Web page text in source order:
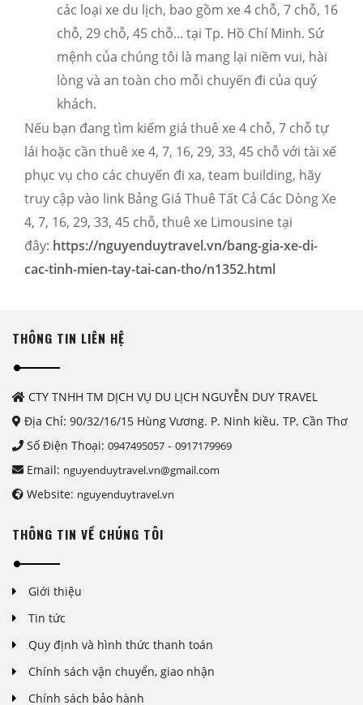
các loại xe du lịch, bao gồm xe 4 chỗ, 7 chỗ, 16
chỗ, 29 chỗ, 45 chỗ... tại Tp. Hồ Chí Minh. Sứ
mệnh của chúng tôi là mang lại niềm vui, hài
lòng và an toàn cho mỗi chuyến đi của quý
khách.
Nếu bạn đang tìm kiếm giá thuê xe 4 chỗ, 7 chỗ tự
lái hoặc cần thuê xe 4, 7, 16, 29, 33, 45 chỗ với tài xế
phục vụ cho các chuyến đi xa, team building, hãy
truy cập vào link Bảng Giá Thuê Tất Cả Các Dòng Xe
4, 7, 16, 29, 33, 45 chỗ, thuê xe Limousine tại
đây: https://nguyenduytravel.vn/bang-gia-xe-di-
cac-tinh-mien-tay-tai-can-tho/n1352.html
THÔNG TIN LIÊN HỆ
CTY TNHH TM DỊCH VỤ DU LỊCH NGUYỄN DUY TRAVEL
Địa Chỉ: 90/32/16/15 Hùng Vương. P. Ninh kiều. TP. Cần Thơ
Số Điện Thoại: 0947495057 - 0917179969
Email: nguyenduytravel.vn@gmail.com
Website: nguyenduytravel.vn
THÔNG TIN VỀ CHÚNG TÔI
Giới thiệu
Tin tức
Quy định và hình thức thanh toán
Chính sách vận chuyển, giao nhận
Chính sách bảo hành